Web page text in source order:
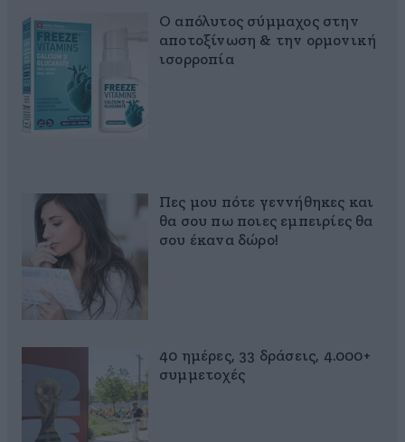
Ο απόλυτος σύμμαχος στην
αποτοξίνωση & την ορμονική
ισορροπία
Πες μου πότε γεννήθηκες και
θα σου πω ποιες εμπειρίες θα
σου έκανα δώρο!
40 ημέρες, 33 δράσεις, 4.000+
συμμετοχές